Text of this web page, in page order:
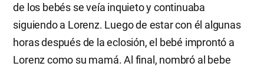
de los bebés se veía inquieto y continuaba
siguiendo a Lorenz. Luego de estar con él algunas
horas después de la eclosión, el bebé improntó a
Lorenz como su mamá. Al final, nombró al bebe